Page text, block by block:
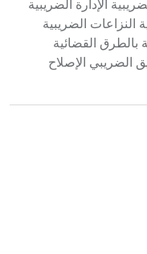
الإدارة الضريبية
النزاعات الضريبية
بالطرق القضائية
الضريبي الإصلاح